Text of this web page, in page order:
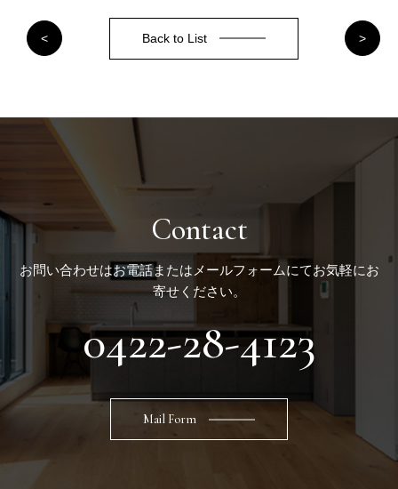
< Back to List >
Contact
お問い合わせはお電話またはメールフォームにてお気軽にお
寄せください。
0422-28-4123
Mail Form